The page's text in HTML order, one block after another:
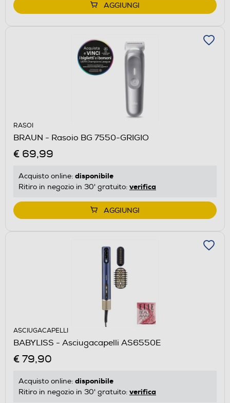
AGGIUNGI
RASOI
BRAUN - Rasoio BG 7550-GRIGIO
€ 69,99
Acquisto online: disponibile
Ritiro in negozio in 30' gratuito: verifica
AGGIUNGI
ASCIUGACAPELLI
BABYLISS - Asciugacapelli AS6550E
€ 79,90
Acquisto online: disponibile
Ritiro in negozio in 30' gratuito: verifica